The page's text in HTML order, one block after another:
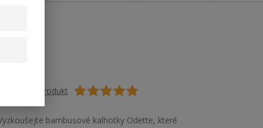
Ohodnotit produkt
bambusové kalhotky Odette, které